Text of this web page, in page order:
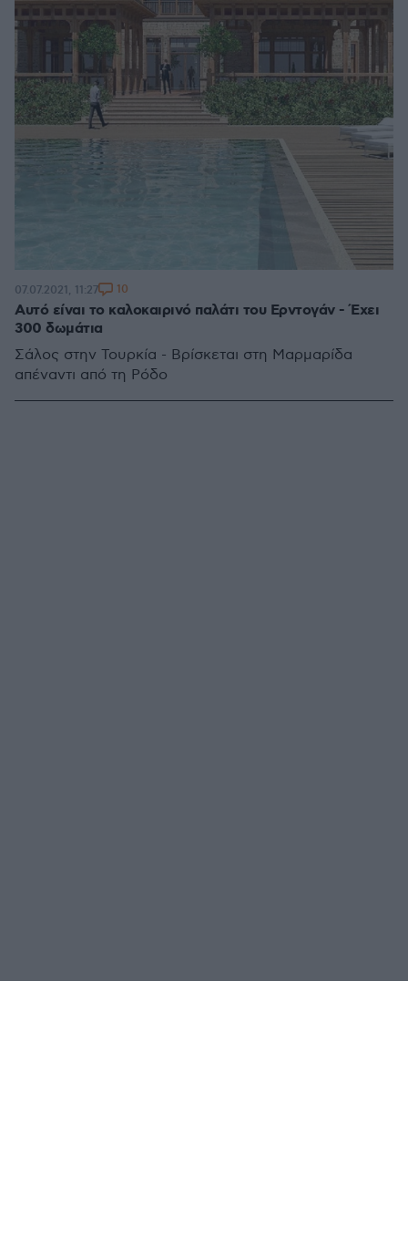
Αυτό είναι το καλοκαιρινό παλάτι του Ερντογάν - Έχει
300 δωμάτια
Σάλος στην Τουρκία - Βρίσκεται στη Μαρμαρίδα
απέναντι από τη Ρόδο
07.07.2021, 11:27 10